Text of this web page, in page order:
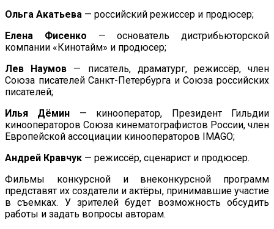
Ольга Акатьева — российский режиссер и продюсер;
Елена Фисенко — основатель дистрибьюторской
компании «Кинотайм» и продюсер;
Лев Наумов — писатель, драматург, режиссёр, член
Союза писателей Санкт-Петербурга и Союза российских
писателей;
Илья Дёмин — кинооператор, Президент Гильдии
кинооператоров Союза кинематографистов России, член
Европейской ассоциации кинооператоров IMAGO;
Андрей Кравчук — режиссёр, сценарист и продюсер.
Фильмы конкурсной и внеконкурсной программ
представят их создатели и актёры, принимавшие участие
в съемках. У зрителей будет возможность обсудить
работы и задать вопросы авторам.